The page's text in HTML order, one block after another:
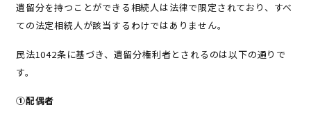
遺留分を持つことができる相続人は法律で限定されており、すべ
ての法定相続人が該当するわけではありません。
民法1042条に基づき、遺留分権利者とされるのは以下の通りで
す。
①配偶者